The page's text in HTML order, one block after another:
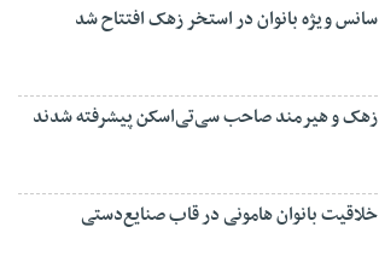
سانس ویژه بانوان در استخر زهک افتتاح شد
زهک و هیرمند صاحب سی‌تی‌اسکن پیشرفته شدند
خلاقیت بانوان هامونی در قاب صنایع‌دستی